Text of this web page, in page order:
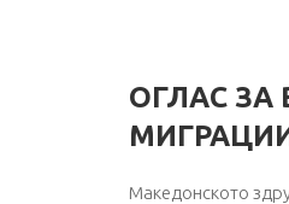
ОГЛАС ЗА
Македонското